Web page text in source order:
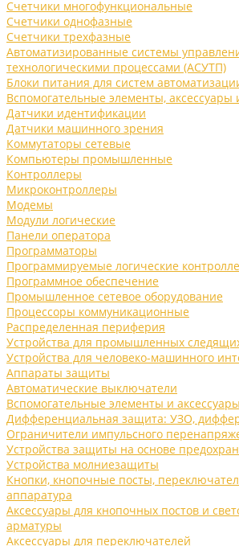
Счетчики многофункциональные
Счетчики однофазные
Счетчики трехфазные
Автоматизированные системы
технологическими процессами (АСУТП)
Блоки питания для систем
Вспомогательные элементы, аксессуары
Датчики идентификации
Датчики машинного зрения
Коммутаторы сетевые
Компьютеры промышленные
Контроллеры
Микроконтроллеры
Модемы
Модули логические
Панели оператора
Программаторы
Программируемые логические
Программное обеспечение
Промышленное сетевое оборудование
Процессоры коммуникационные
Распределенная периферия
Устройства для промышленных
Устройства для человеко-машинного
Аппараты защиты
Автоматические выключатели
Вспомогательные элементы и аксессуары
Дифференциальная защита: УЗО,
Ограничители импульсного
Устройства защиты на основе
Устройства молниезащиты
Кнопки, кнопочные посты,
аппаратура
Аксессуары для кнопочных постов и
арматуры
Аксессуары для переключателей